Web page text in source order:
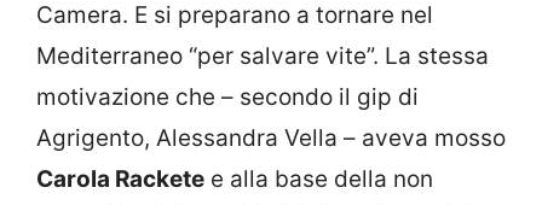
Camera. E si preparano a tornare nel
Mediterraneo “per salvare vite”. La stessa
motivazione che – secondo il gip di
Agrigento, Alessandra Vella – aveva mosso
Carola Rackete e alla base della non